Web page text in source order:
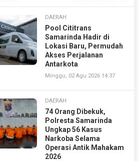
DAERAH
Pool Cititrans
Samarinda Hadir di
Lokasi Baru, Permudah
Akses Perjalanan
Antarkota
Minggu, 02 Agu 2026 14:37
DAERAH
74 Orang Dibekuk,
Polresta Samarinda
Ungkap 56 Kasus
Narkoba Selama
Operasi Antik Mahakam
2026